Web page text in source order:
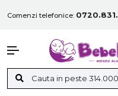
Comenzi telefonice: